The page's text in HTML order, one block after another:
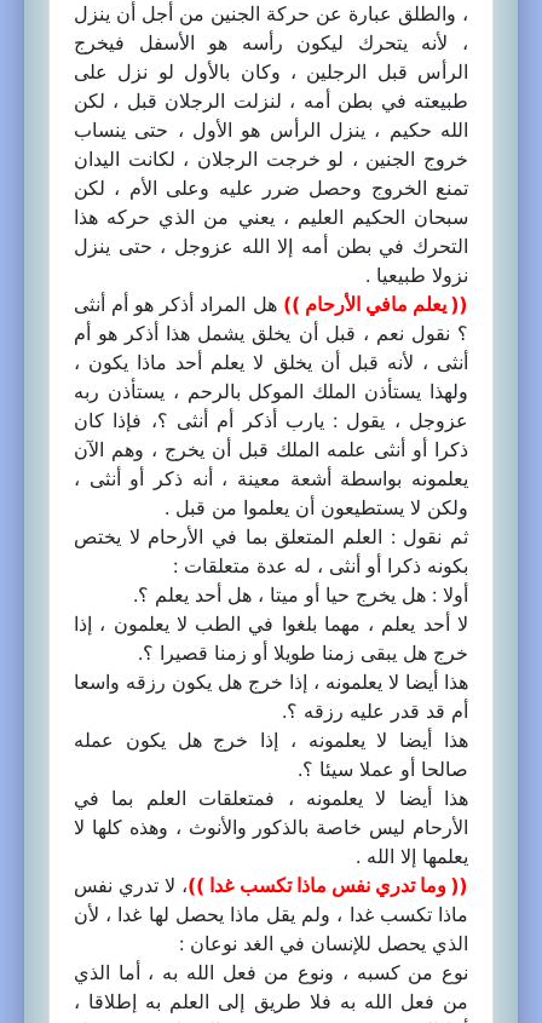
، والطلق عبارة عن حركة الجنين من أجل أن ينزل
، لأنه يتحرك ليكون رأسه هو الأسفل فيخرج
الرأس قبل الرجلين ، وكان بالأول لو نزل على
طبيعته في بطن أمه ، لنزلت الرجلان قبل ، لكن
الله حكيم ، ينزل الرأس هو الأول ، حتى ينساب
خروج الجنين ، لو خرجت الرجلان ، لكانت اليدان
تمنع الخروج وحصل ضرر عليه وعلى الأم ، لكن
سبحان الحكيم العليم ، يعني من الذي حركه هذا
التحرك في بطن أمه إلا الله عزوجل ، حتى ينزل
نزولا طبيعيا .
(( يعلم مافي الأرحام )) هل المراد أذكر هو أم أنثى
؟ نقول نعم ، قبل أن يخلق يشمل هذا أذكر هو أم
أنثى ، لأنه قبل أن يخلق لا يعلم أحد ماذا يكون ،
ولهذا يستأذن الملك الموكل بالرحم ، يستأذن ربه
عزوجل ، يقول : يارب أذكر أم أنثى ؟، فإذا كان
ذكرا أو أنثى علمه الملك قبل أن يخرج ، وهم الآن
يعلمونه بواسطة أشعة معينة ، أنه ذكر أو أنثى ،
ولكن لا يستطيعون أن يعلموا من قبل .
ثم نقول : العلم المتعلق بما في الأرحام لا يختص
بكونه ذكرا أو أنثى ، له عدة متعلقات :
أولا : هل يخرج حيا أو ميتا ، هل أحد يعلم ؟.
لا أحد يعلم ، مهما بلغوا في الطب لا يعلمون ، إذا
خرج هل يبقى زمنا طويلا أو زمنا قصيرا ؟.
هذا أيضا لا يعلمونه ، إذا خرج هل يكون رزقه واسعا
أم قد قدر عليه رزقه ؟.
هذا أيضا لا يعلمونه ، إذا خرج هل يكون عمله
صالحا أو عملا سيئا ؟.
هذا أيضا لا يعلمونه ، فمتعلقات العلم بما في
الأرحام ليس خاصة بالذكور والأنوث ، وهذه كلها لا
يعلمها إلا الله .
(( وما تدري نفس ماذا تكسب غدا ))، لا تدري نفس
ماذا تكسب غدا ، ولم يقل ماذا يحصل لها غدا ، لأن
الذي يحصل للإنسان في الغد نوعان :
نوع من كسبه ، ونوع من فعل الله به ، أما الذي
من فعل الله به فلا طريق إلى العلم به إطلاقا ،